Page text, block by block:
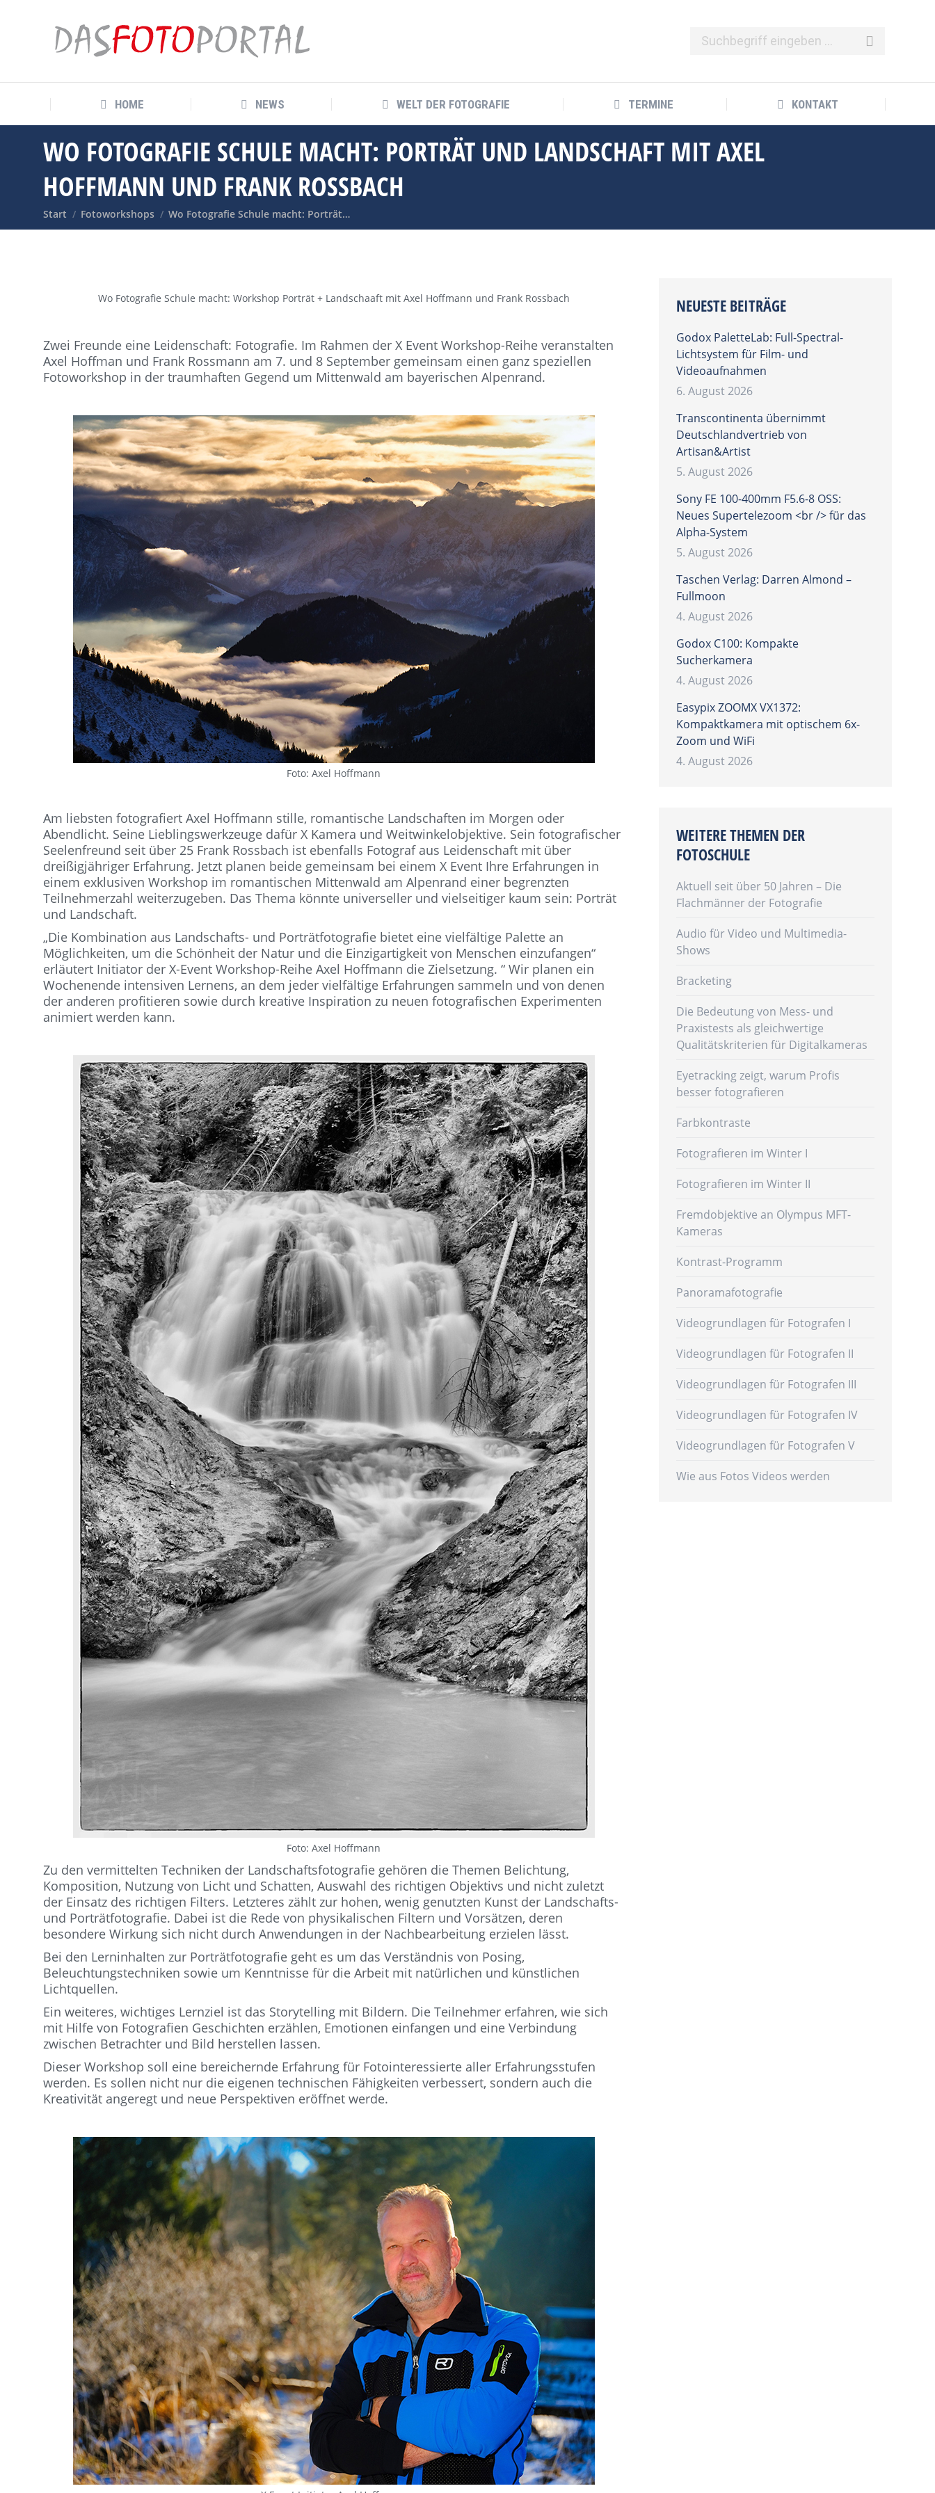
HOME NEWS WELT DER FOTOGRAFIE TERMINE KONTAKT
WO FOTOGRAFIE SCHULE MACHT: PORTRÄT UND LANDSCHAFT MIT AXEL
HOFFMANN UND FRANK ROSSBACH
Sie befinden sich hier:
Start Fotoworkshops Wo Fotografie Schule macht: Porträt…
Wo Fotografie Schule macht: Workshop Porträt + Landschaaft mit Axel Hoffmann und Frank Rossbach
Zwei Freunde eine Leidenschaft: Fotografie. Im Rahmen der X Event Workshop-Reihe veranstalten
Axel Hoffman und Frank Rossmann am 7. und 8 September gemeinsam einen ganz speziellen
Fotoworkshop in der traumhaften Gegend um Mittenwald am bayerischen Alpenrand.
Foto: Axel Hoffmann
Am liebsten fotografiert Axel Hoffmann stille, romantische Landschaften im Morgen oder
Abendlicht. Seine Lieblingswerkzeuge dafür X Kamera und Weitwinkelobjektive. Sein fotografischer
Seelenfreund seit über 25 Frank Rossbach ist ebenfalls Fotograf aus Leidenschaft mit über
dreißigjähriger Erfahrung. Jetzt planen beide gemeinsam bei einem X Event Ihre Erfahrungen in
einem exklusiven Workshop im romantischen Mittenwald am Alpenrand einer begrenzten
Teilnehmerzahl weiterzugeben. Das Thema könnte universeller und vielseitiger kaum sein: Porträt
und Landschaft.
„Die Kombination aus Landschafts- und Porträtfotografie bietet eine vielfältige Palette an
Möglichkeiten, um die Schönheit der Natur und die Einzigartigkeit von Menschen einzufangen“
erläutert Initiator der X-Event Workshop-Reihe Axel Hoffmann die Zielsetzung. “ Wir planen ein
Wochenende intensiven Lernens, an dem jeder vielfältige Erfahrungen sammeln und von denen
der anderen profitieren sowie durch kreative Inspiration zu neuen fotografischen Experimenten
animiert werden kann.
Foto: Axel Hoffmann
Zu den vermittelten Techniken der Landschaftsfotografie gehören die Themen Belichtung,
Komposition, Nutzung von Licht und Schatten, Auswahl des richtigen Objektivs und nicht zuletzt
der Einsatz des richtigen Filters. Letzteres zählt zur hohen, wenig genutzten Kunst der Landschafts-
und Porträtfotografie. Dabei ist die Rede von physikalischen Filtern und Vorsätzen, deren
besondere Wirkung sich nicht durch Anwendungen in der Nachbearbeitung erzielen lässt.
Bei den Lerninhalten zur Porträtfotografie geht es um das Verständnis von Posing,
Beleuchtungstechniken sowie um Kenntnisse für die Arbeit mit natürlichen und künstlichen
Lichtquellen.
Ein weiteres, wichtiges Lernziel ist das Storytelling mit Bildern. Die Teilnehmer erfahren, wie sich
mit Hilfe von Fotografien Geschichten erzählen, Emotionen einfangen und eine Verbindung
zwischen Betrachter und Bild herstellen lassen.
Dieser Workshop soll eine bereichernde Erfahrung für Fotointeressierte aller Erfahrungsstufen
werden. Es sollen nicht nur die eigenen technischen Fähigkeiten verbessert, sondern auch die
Kreativität angeregt und neue Perspektiven eröffnet werde.
NEUESTE BEITRÄGE
Godox PaletteLab: Full-Spectral-
Lichtsystem für Film- und
Videoaufnahmen
6. August 2026
Transcontinenta übernimmt
Deutschlandvertrieb von
Artisan&Artist
5. August 2026
Sony FE 100-400mm F5.6-8 OSS:
Neues Supertelezoom <br /> für das
Alpha-System
5. August 2026
Taschen Verlag: Darren Almond –
Fullmoon
4. August 2026
Godox C100: Kompakte
Sucherkamera
4. August 2026
Easypix ZOOMX VX1372:
Kompaktkamera mit optischem 6x-
Zoom und WiFi
4. August 2026
WEITERE THEMEN DER
FOTOSCHULE
Aktuell seit über 50 Jahren – Die
Flachmänner der Fotografie
Audio für Video und Multimedia-
Shows
Bracketing
Die Bedeutung von Mess- und
Praxistests als gleichwertige
Qualitätskriterien für Digitalkameras
Eyetracking zeigt, warum Profis
besser fotografieren
Farbkontraste
Fotografieren im Winter I
Fotografieren im Winter II
Fremdobjektive an Olympus MFT-
Kameras
Kontrast-Programm
Panoramafotografie
Videogrundlagen für Fotografen I
Videogrundlagen für Fotografen II
Videogrundlagen für Fotografen III
Videogrundlagen für Fotografen IV
Videogrundlagen für Fotografen V
Wie aus Fotos Videos werden
HOME NEWS